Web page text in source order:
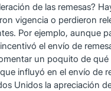
de las remesas?
vigencia o perdieron
Por ejemplo, aunque
el envío de
un poquito de qué
influyó en el envío de
Unidos la apreciación